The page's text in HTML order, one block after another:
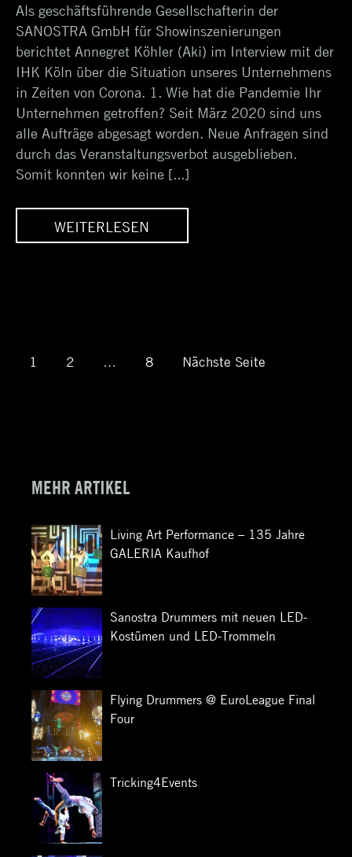
2021
Als geschäftsführende Gesellschafterin der
SANOSTRA GmbH für Showinszenierungen
berichtet Annegret Köhler (Aki) im Interview mit der
IHK Köln über die Situation unseres Unternehmens
in Zeiten von Corona. 1. Wie hat die Pandemie Ihr
Unternehmen getroffen? Seit März 2020 sind uns
alle Aufträge abgesagt worden. Neue Anfragen sind
durch das Veranstaltungsverbot ausgeblieben.
Somit konnten wir keine [...]
WEITERLESEN
Seite
1 Seite
2 … Seite
8 Nächste Seite
MEHR ARTIKEL
Living Art Performance – 135 Jahre
GALERIA Kaufhof
Sanostra Drummers mit neuen LED-
Kostümen und LED-Trommeln
Flying Drummers @ EuroLeague Final
Four
Tricking4Events